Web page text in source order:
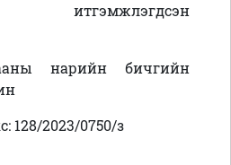
итгэмжлэгдсэн
нарийн бичгийн
128/2023/0750/з